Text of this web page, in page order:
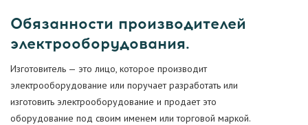
Обязанности производителей
электрооборудования.
Изготовитель — это лицо, которое производит
электрооборудование или поручает разработать или
изготовить электрооборудование и продает это
оборудование под своим именем или торговой маркой.